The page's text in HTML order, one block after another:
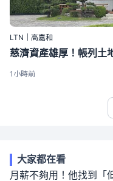
LTN｜高嘉和
1小時前
大家都在看
月薪不夠用！他找到「